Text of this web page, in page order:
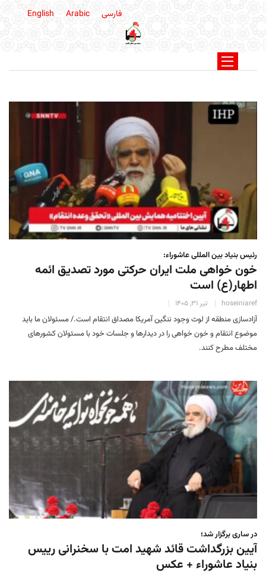
فارسی English Arabic
رئیس بنیاد بین المللی عاشوراء:
خون خواهی ملت ایران حرکتی مورد تصدیق ائمه
اطهار(ع) است
hoseiniaref تیر 31, 1405
آزادسازی منطقه از لوث وجود ننگین آمریکا مصداق انتقام است./ مسئولان ما باید
موضوع انتقام و خون خواهی را در دیدارها و جلسات خود با مسئولان کشورهای
مختلف مطرح کنند.
در ساری برگزار شد؛
آیین بزرگداشت قائد شهید امت با سخنرانی رییس
بنیاد عاشوراء + عکس